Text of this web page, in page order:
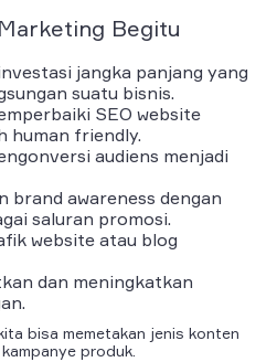
Begitu
jangka panjang yang
suatu bisnis.
SEO website
human friendly.
audiens menjadi
brand awareness dengan
saluran promosi.
website atau blog
dan meningkatkan
bisa memetakan jenis konten
produk.